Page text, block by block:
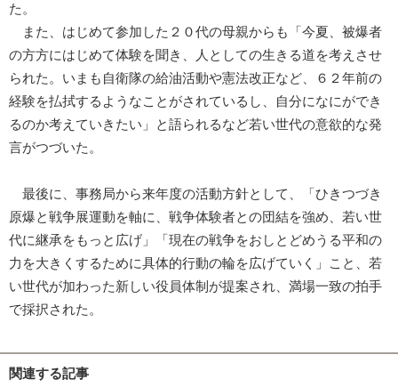
た。
また、はじめて参加した２０代の母親からも「今夏、被爆者
の方方にはじめて体験を聞き、人としての生きる道を考えさせ
られた。いまも自衛隊の給油活動や憲法改正など、６２年前の
経験を払拭するようなことがされているし、自分になにができ
るのか考えていきたい」と語られるなど若い世代の意欲的な発
言がつづいた。
最後に、事務局から来年度の活動方針として、「ひきつづき
原爆と戦争展運動を軸に、戦争体験者との団結を強め、若い世
代に継承をもっと広げ」「現在の戦争をおしとどめうる平和の
力を大きくするために具体的行動の輪を広げていく」こと、若
い世代が加わった新しい役員体制が提案され、満場一致の拍手
で採択された。
関連する記事